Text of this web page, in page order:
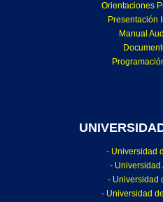
Orientaciones
Presentación
Manual
- Universidad
- Universidad
- Universidad
- Universidad